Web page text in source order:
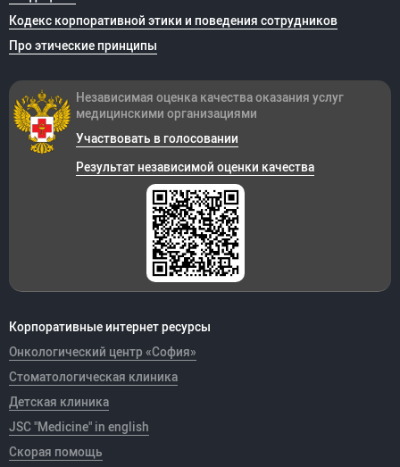
Кодекс корпоративной этики и поведения сотрудников
Про этические принципы
Корпоративные интернет ресурсы
Онкологический центр «София»
Стоматологическая клиника
Детская клиника
JSC "Medicine" in english
Скорая помощь
Независимая оценка качества оказания услуг
медицинскими организациями
Участвовать в голосовании
Результат независимой оценки качества